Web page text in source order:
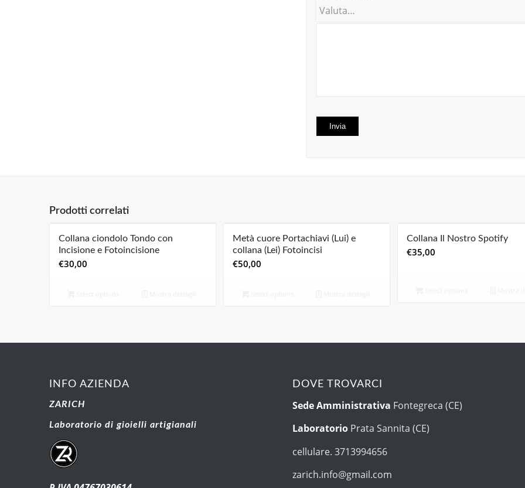
Prodotti correlati
Collana ciondolo Tondo con
Incisione e Fotoincisione
€30,00
Metà cuore Portachiavi (Lui) e
collana (Lei) Fotoincisi
€50,00
Collana Il Nostro Spotify
€35,00
INFO AZIENDA
ZARICH
Laboratorio di gioielli artigianali
DOVE TROVARCI
Sede Amministrativa Fontegreca (CE)
Laboratorio Prata Sannita (CE)
cellulare. 3713994656
zarich.info@gmail.com